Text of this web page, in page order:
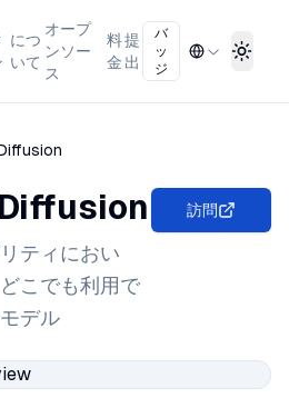
につ
いて
オープ
ンソー
ス
料
金
提
出
バ
ッ
ジ
ティにおい
こでも利用で
デル
訪問